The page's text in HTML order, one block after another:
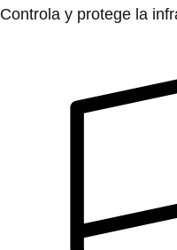
Controla y protege la